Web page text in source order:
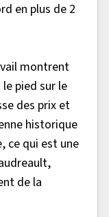
en plus de 2
montrent
pied sur le
des prix et
historique
ce qui est une
de la